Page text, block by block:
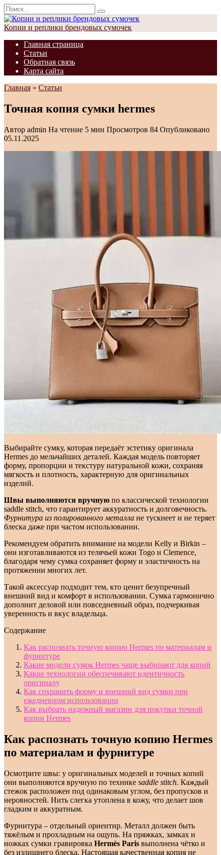
Перейти
к
содержанию
Search
for:
Копии и реплики брендовых сумочек
Главная страница
Статьи
Обратная связь
Карта сайта
Главная » Статьи
Точная копия сумки hermes
Автор admin На чтение 5 мин Просмотров 84 Опубликовано
05.11.2025
Выбирайте сумку, которая передаёт эстетику оригинала
Hermes до мельчайших деталей. Каждая модель повторяет
форму, пропорции и текстуру натуральной кожи, сохраняя
мягкость и плотность, характерную для оригинальных
изделий.
Швы выполняются вручную по классической технологии
saddle stitch, что гарантирует аккуратность и долговечность.
Фурнитура из полированного металла не тускнеет и не теряет
блеска даже при частом использовании.
Рекомендуем обратить внимание на модели Kelly и Birkin –
они изготавливаются из телячьей кожи Togo и Clemence,
благодаря чему сумка сохраняет форму и эластичность на
протяжении многих лет.
Такой аксессуар подходит тем, кто ценит безупречный
внешний вид и комфорт в использовании. Сумка гармонично
дополнит деловой или повседневный образ, подчеркивая
уверенность и вкус владельца.
Содержание
Как распознать точную копию Hermes по материалам и
фурнитуре
Какие модели сумок Hermes чаще выбирают для копий
Какие технологии обеспечивают идентичность
оригиналу
Как сохранить форму и внешний вид сумки при
ежедневном использовании
Как выбрать надежный магазин для покупки точной
копии Hermes
Как распознать точную копию Hermes
по материалам и фурнитуре
Осмотрите швы: у оригинальных моделей и точных копий
они выполняются вручную по технике saddle stitch. Каждый
стежок расположен под одинаковым углом, без пропусков и
неровностей. Нить слегка утоплена в кожу, что делает шов
гладким и аккуратным.
Фурнитура – отдельный ориентир. Металл должен быть
тяжёлым и прохладным на ощупь. На пряжках, замках и
ножках сумки гравировка Hermès Paris выполнена чётко и
без излишнего блеска. Настоящая качественная копия не